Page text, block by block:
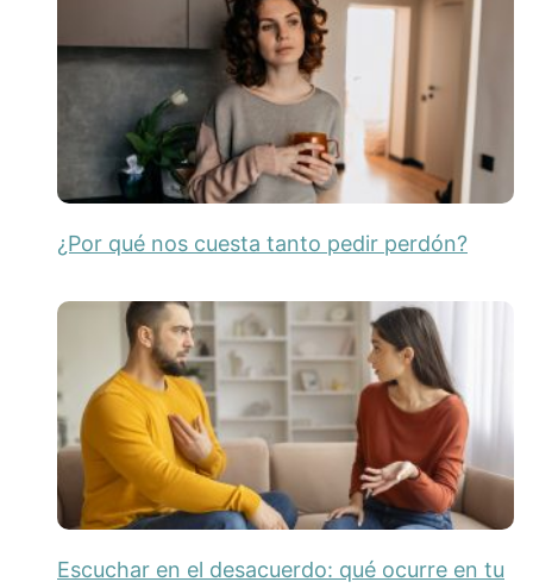
¿Por qué nos cuesta tanto pedir perdón?
Escuchar en el desacuerdo: qué ocurre en tu